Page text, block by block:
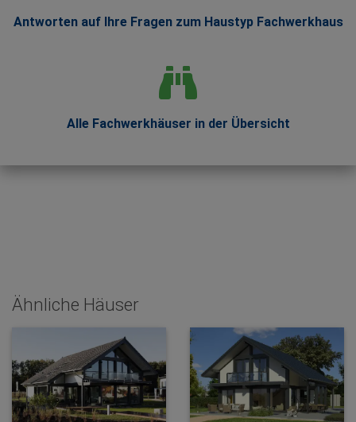
Antworten auf Ihre Fragen zum Haustyp Fachwerkhaus
Alle Fachwerkhäuser in der Übersicht
Ähnliche Häuser